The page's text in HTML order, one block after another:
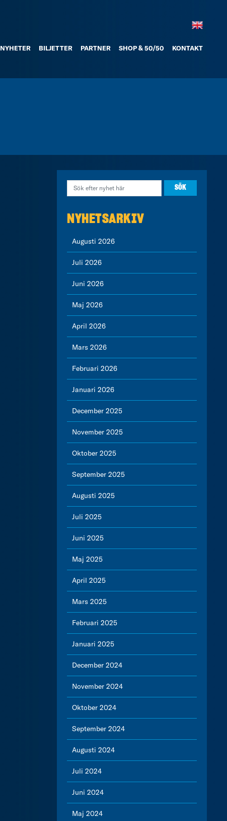
NYHETER BILJETTER PARTNER SHOP & 50/50 KONTAKT
NYHETSARKIV
Augusti 2026
Juli 2026
Juni 2026
Maj 2026
April 2026
Mars 2026
Februari 2026
Januari 2026
December 2025
November 2025
Oktober 2025
September 2025
Augusti 2025
Juli 2025
Juni 2025
Maj 2025
April 2025
Mars 2025
Februari 2025
Januari 2025
December 2024
November 2024
Oktober 2024
September 2024
Augusti 2024
Juli 2024
Juni 2024
Maj 2024